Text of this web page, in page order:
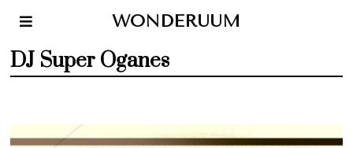
WONDERUUM
DJ Super Oganes